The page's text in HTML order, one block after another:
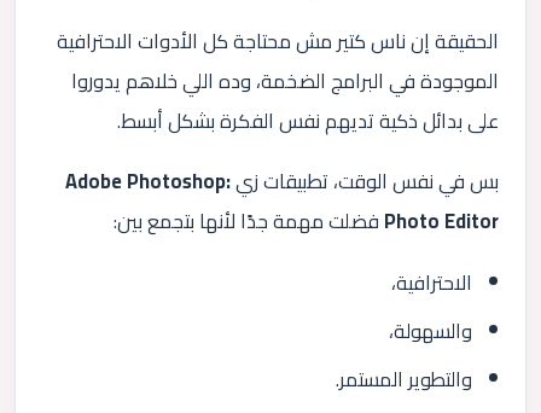
الحقيقة إن ناس كتير مش محتاجة كل الأدوات الاحترافية
الموجودة في البرامج الضخمة، وده اللي خلاهم يدوروا
على بدائل ذكية تديهم نفس الفكرة بشكل أبسط.
بس في نفس الوقت، تطبيقات زيAdobe Photoshop:
Photo Editor فضلت مهمة جدًا لأنها بتجمع بين:
الاحترافية،
والسهولة،
والتطوير المستمر.